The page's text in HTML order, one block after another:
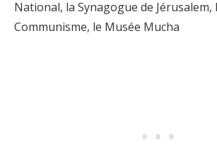
National, la Synagogue de Jérusalem,
Communisme, le Musée Mucha